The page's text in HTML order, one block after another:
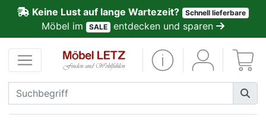
Keine Lust auf lange Wartezeit? Schnell lieferbare
Möbel im SALE entdecken und sparen
Kundenmeinungen
Anmelden
PREMIUM